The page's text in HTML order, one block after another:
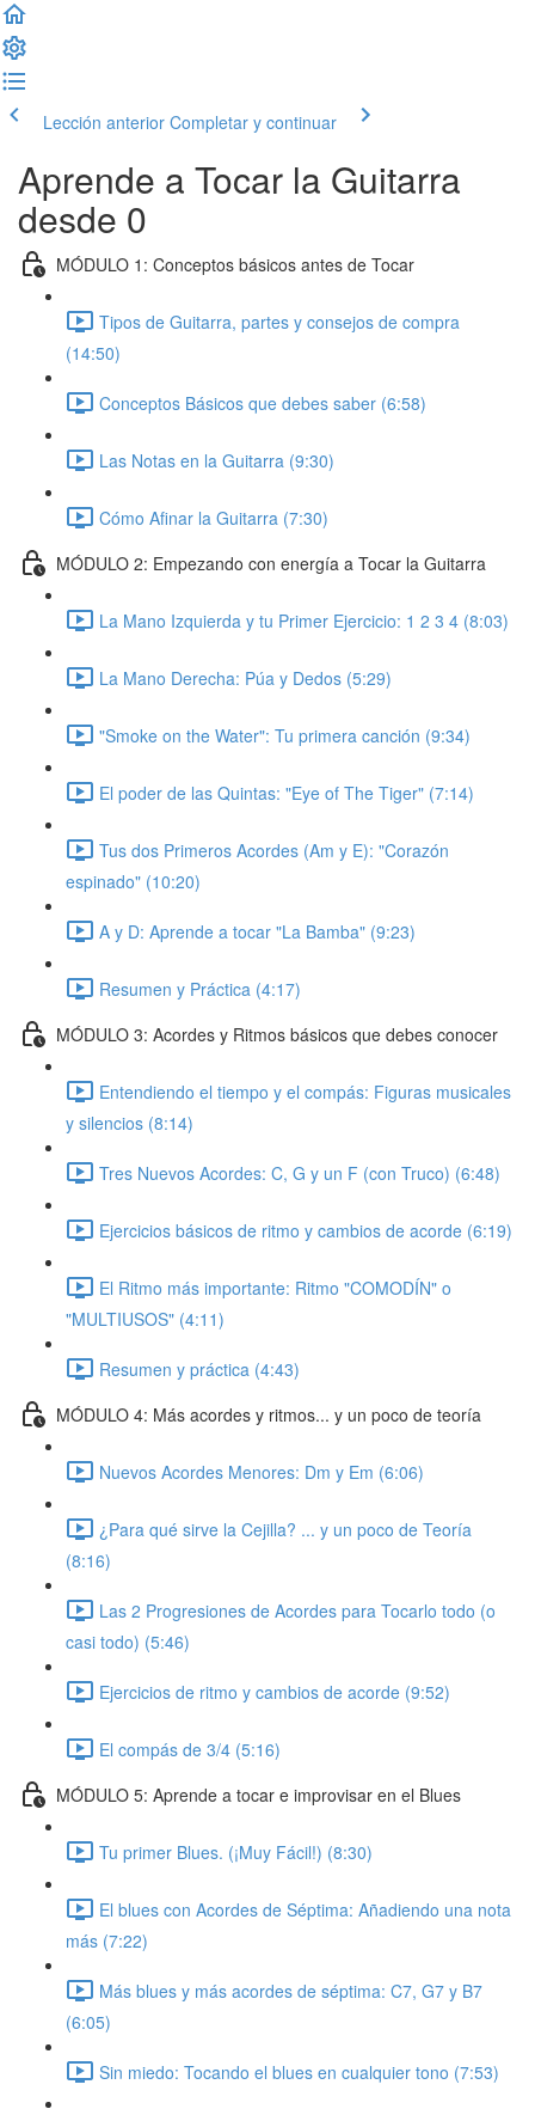
Lección anterior Completar y continuar
Aprende a Tocar la Guitarra
desde 0
MÓDULO 1: Conceptos básicos antes de Tocar
Tipos de Guitarra, partes y consejos de compra
(14:50)
Conceptos Básicos que debes saber (6:58)
Las Notas en la Guitarra (9:30)
Cómo Afinar la Guitarra (7:30)
MÓDULO 2: Empezando con energía a Tocar la Guitarra
La Mano Izquierda y tu Primer Ejercicio: 1 2 3 4 (8:03)
La Mano Derecha: Púa y Dedos (5:29)
"Smoke on the Water": Tu primera canción (9:34)
El poder de las Quintas: "Eye of The Tiger" (7:14)
Tus dos Primeros Acordes (Am y E): "Corazón
espinado" (10:20)
A y D: Aprende a tocar "La Bamba" (9:23)
Resumen y Práctica (4:17)
MÓDULO 3: Acordes y Ritmos básicos que debes conocer
Entendiendo el tiempo y el compás: Figuras musicales
y silencios (8:14)
Tres Nuevos Acordes: C, G y un F (con Truco) (6:48)
Ejercicios básicos de ritmo y cambios de acorde (6:19)
El Ritmo más importante: Ritmo "COMODÍN" o
"MULTIUSOS" (4:11)
Resumen y práctica (4:43)
MÓDULO 4: Más acordes y ritmos... y un poco de teoría
Nuevos Acordes Menores: Dm y Em (6:06)
¿Para qué sirve la Cejilla? ... y un poco de Teoría
(8:16)
Las 2 Progresiones de Acordes para Tocarlo todo (o
casi todo) (5:46)
Ejercicios de ritmo y cambios de acorde (9:52)
El compás de 3/4 (5:16)
MÓDULO 5: Aprende a tocar e improvisar en el Blues
Tu primer Blues. (¡Muy Fácil!) (8:30)
El blues con Acordes de Séptima: Añadiendo una nota
más (7:22)
Más blues y más acordes de séptima: C7, G7 y B7
(6:05)
Sin miedo: Tocando el blues en cualquier tono (7:53)